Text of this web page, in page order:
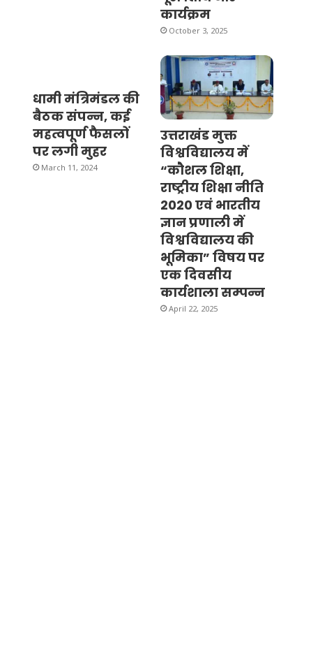
कार्यक्रम
October 3, 2025
धामी मंत्रिमंडल की
बैठक संपन्न, कई
महत्वपूर्ण फैसलों
पर लगी मुहर
March 11, 2024
उत्तराखंड मुक्त
विश्वविद्यालय में
“कौशल शिक्षा,
राष्ट्रीय शिक्षा नीति
2020 एवं भारतीय
ज्ञान प्रणाली में
विश्वविद्यालय की
भूमिका” विषय पर
एक दिवसीय
कार्यशाला सम्पन्न
April 22, 2025